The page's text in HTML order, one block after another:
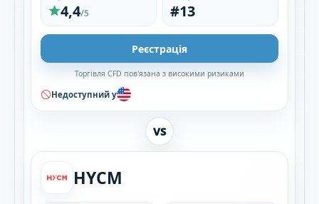
4,4/5 #13
Реєстрація
Торгівля CFD пов'язана з високими ризиками
Недоступний у
VS
HYCM